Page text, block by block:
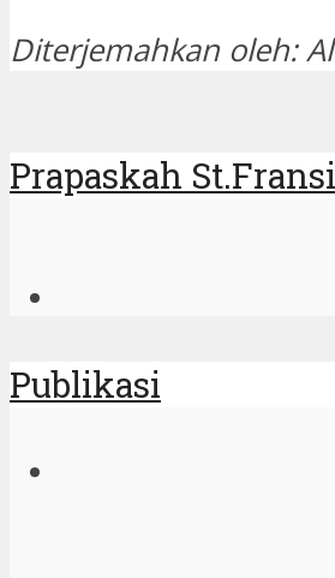
Diterjemahkan oleh:
Prapaskah
Publikasi